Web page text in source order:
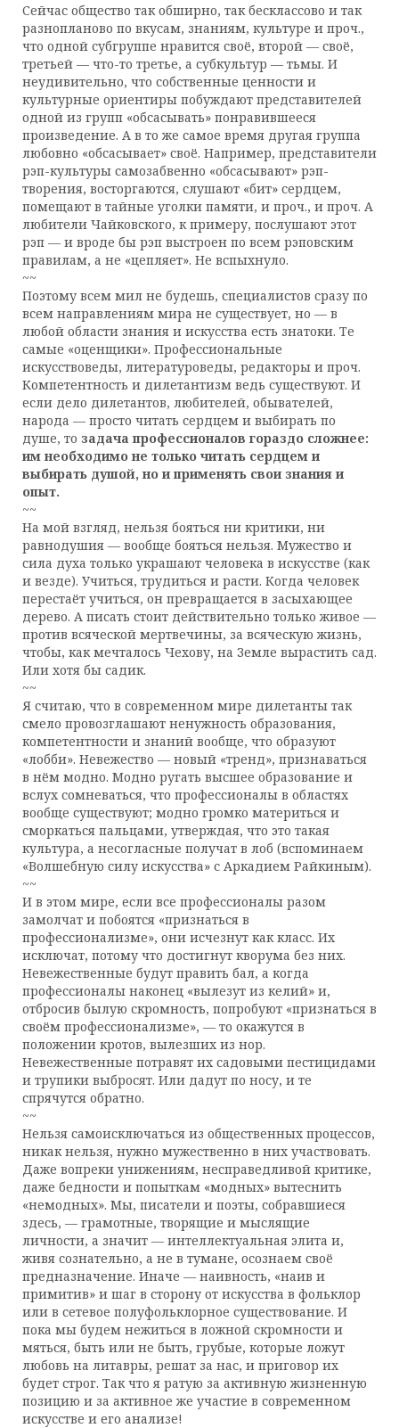
Сейчас общество так обширно, так бесклассово и так
разнопланово по вкусам, знаниям, культуре и проч.,
что одной субгруппе нравится своё, второй — своё,
третьей — что-то третье, а субкультур — тьмы. И
неудивительно, что собственные ценности и
культурные ориентиры побуждают представителей
одной из групп «обсасывать» понравившееся
произведение. А в то же самое время другая группа
любовно «обсасывает» своё. Например, представители
рэп-культуры самозабвенно «обсасывают» рэп-
творения, восторгаются, слушают «бит» сердцем,
помещают в тайные уголки памяти, и проч., и проч. А
любители Чайковского, к примеру, послушают этот
рэп — и вроде бы рэп выстроен по всем рэповским
правилам, а не «цепляет». Не вспыхнуло.
~~
Поэтому всем мил не будешь, специалистов сразу по
всем направлениям мира не существует, но — в
любой области знания и искусства есть знатоки. Те
самые «оценщики». Профессиональные
искусствоведы, литературоведы, редакторы и проч.
Компетентность и дилетантизм ведь существуют. И
если дело дилетантов, любителей, обывателей,
народа — просто читать сердцем и выбирать по
душе, то задача профессионалов гораздо сложнее:
им необходимо не только читать сердцем и
выбирать душой, но и применять свои знания и
опыт.
~~
На мой взгляд, нельзя бояться ни критики, ни
равнодушия — вообще бояться нельзя. Мужество и
сила духа только украшают человека в искусстве (как
и везде). Учиться, трудиться и расти. Когда человек
перестаёт учиться, он превращается в засыхающее
дерево. А писать стоит действительно только живое —
против всяческой мертвечины, за всяческую жизнь,
чтобы, как мечталось Чехову, на Земле вырастить сад.
Или хотя бы садик.
~~
Я считаю, что в современном мире дилетанты так
смело провозглашают ненужность образования,
компетентности и знаний вообще, что образуют
«лобби». Невежество — новый «тренд», признаваться
в нём модно. Модно ругать высшее образование и
вслух сомневаться, что профессионалы в областях
вообще существуют; модно громко материться и
сморкаться пальцами, утверждая, что это такая
культура, а несогласные получат в лоб (вспоминаем
«Волшебную силу искусства» с Аркадием Райкиным).
~~
И в этом мире, если все профессионалы разом
замолчат и побоятся «признаться в
профессионализме», они исчезнут как класс. Их
исключат, потому что достигнут кворума без них.
Невежественные будут править бал, а когда
профессионалы наконец «вылезут из келий» и,
отбросив былую скромность, попробуют «признаться в
своём профессионализме», — то окажутся в
положении кротов, вылезших из нор.
Невежественные потравят их садовыми пестицидами
и трупики выбросят. Или дадут по носу, и те
спрячутся обратно.
~~
Нельзя самоисключаться из общественных процессов,
никак нельзя, нужно мужественно в них участвовать.
Даже вопреки унижениям, несправедливой критике,
даже бедности и попыткам «модных» вытеснить
«немодных». Мы, писатели и поэты, собравшиеся
здесь, — грамотные, творящие и мыслящие
личности, а значит — интеллектуальная элита и,
живя сознательно, а не в тумане, осознаем своё
предназначение. Иначе — наивность, «наив и
примитив» и шаг в сторону от искусства в фольклор
или в сетевое полуфольклорное существование. И
пока мы будем нежиться в ложной скромности и
мяться, быть или не быть, грубые, которые ложут
любовь на литавры, решат за нас, и приговор их
будет строг. Так что я ратую за активную жизненную
позицию и за активное же участие в современном
искусстве и его анализе!